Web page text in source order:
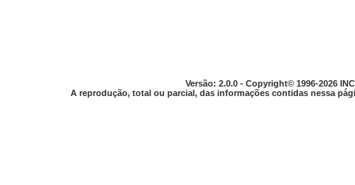
Versão: 2.0.0 - Copyright© 1996-2026
A reprodução, total ou parcial, das informações contidas nessa